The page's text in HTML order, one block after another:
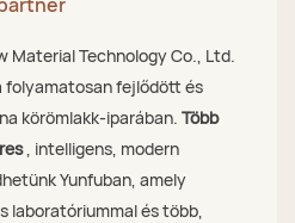
Material Technology Co., Ltd.
folyamatosan fejlődött és
körömlakk-iparában. Több
, intelligens, modern
Yunfuban, amely
laboratóriummal és több,